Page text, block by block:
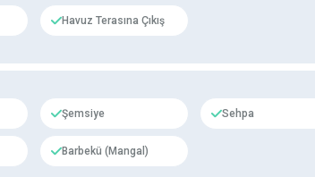
Havuz Terasına Çıkış
Şemsiye Sehpa
Barbekü (Mangal)